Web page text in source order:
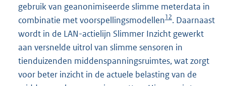
gebruik van geanonimiseerde slimme meterdata in
combinatie met voorspellingsmodellen12. Daarnaast
wordt in de LAN-actielijn Slimmer Inzicht gewerkt
aan versnelde uitrol van slimme sensoren in
tienduizenden middenspanningsruimtes, wat zorgt
voor beter inzicht in de actuele belasting van de